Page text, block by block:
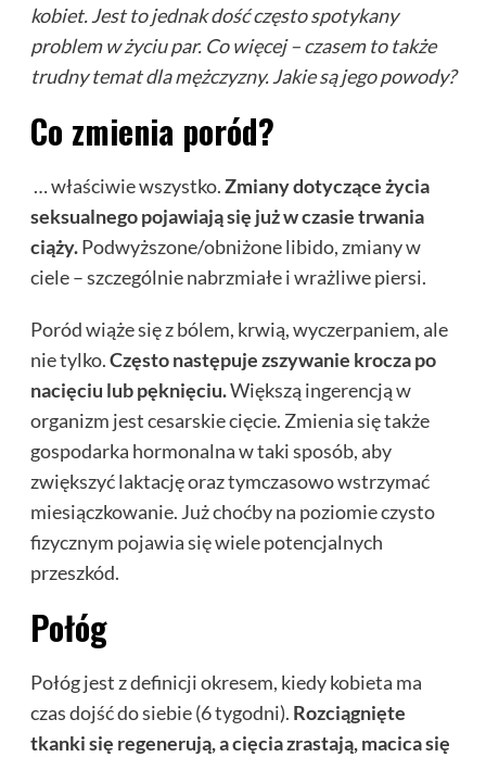
kobiet. Jest to jednak dość często spotykany
problem w życiu par. Co więcej – czasem to także
trudny temat dla mężczyzny. Jakie są jego powody?
Co zmienia poród?
… właściwie wszystko.Zmiany dotyczące życia
seksualnego pojawiają się już w czasie trwania
ciąży.Podwyższone/obniżone libido, zmiany w
ciele – szczególnie nabrzmiałe i wrażliwe piersi.
Poród wiąże się z bólem, krwią, wyczerpaniem, ale
nie tylko.Często następuje zszywanie krocza po
nacięciu lub pęknięciu.Większą ingerencją w
organizm jest cesarskie cięcie. Zmienia się także
gospodarka hormonalna w taki sposób, aby
zwiększyć laktację oraz tymczasowo wstrzymać
miesiączkowanie. Już choćby na poziomie czysto
fizycznym pojawia się wiele potencjalnych
przeszkód.
Połóg
Połóg jest z definicji okresem, kiedy kobieta ma
czas dojść do siebie (6 tygodni). Rozciągnięte
tkanki się regenerują, a cięcia zrastają, macica się